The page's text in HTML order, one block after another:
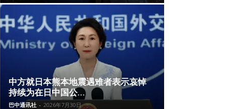
中方就日本熊本地震遇难者表示哀悼
持续为在日中国公...
巴中通讯社 - 2026年7月30日